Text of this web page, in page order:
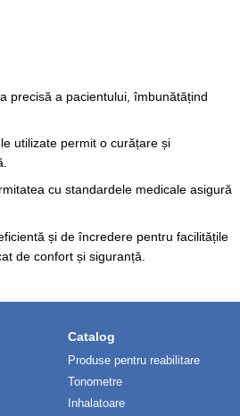
precisă a pacientului, îmbunătățind
utilizate permit o curățare și
cu standardele medicale asigură
și de încredere pentru facilitățile
de confort și siguranță.
Catalog
Produse pentru reabilitare
Tonometre
Inhalatoare